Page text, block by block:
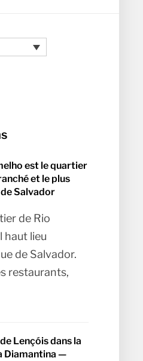
est le quartier
et le plus
Salvador
de Rio
haut lieu
de Salvador.
restaurants,
Lençóis dans la
Diamantina —